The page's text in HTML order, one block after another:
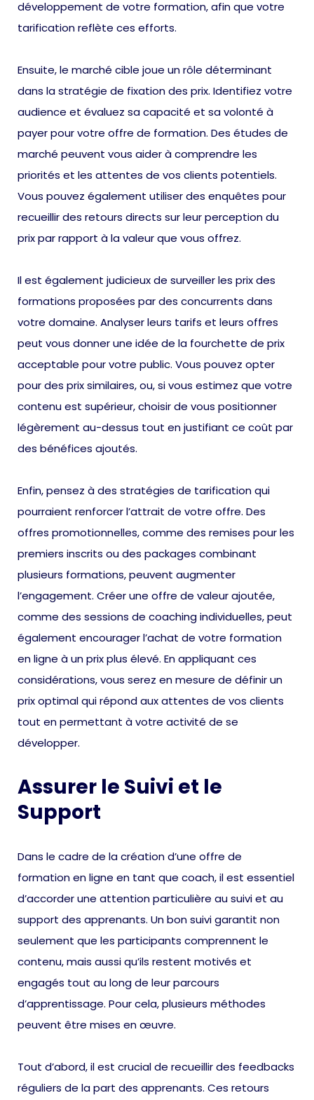
développement de votre formation, afin que votre
tarification reflète ces efforts.
Ensuite, le marché cible joue un rôle déterminant
dans la stratégie de fixation des prix. Identifiez votre
audience et évaluez sa capacité et sa volonté à
payer pour votre offre de formation. Des études de
marché peuvent vous aider à comprendre les
priorités et les attentes de vos clients potentiels.
Vous pouvez également utiliser des enquêtes pour
recueillir des retours directs sur leur perception du
prix par rapport à la valeur que vous offrez.
Il est également judicieux de surveiller les prix des
formations proposées par des concurrents dans
votre domaine. Analyser leurs tarifs et leurs offres
peut vous donner une idée de la fourchette de prix
acceptable pour votre public. Vous pouvez opter
pour des prix similaires, ou, si vous estimez que votre
contenu est supérieur, choisir de vous positionner
légèrement au-dessus tout en justifiant ce coût par
des bénéfices ajoutés.
Enfin, pensez à des stratégies de tarification qui
pourraient renforcer l’attrait de votre offre. Des
offres promotionnelles, comme des remises pour les
premiers inscrits ou des packages combinant
plusieurs formations, peuvent augmenter
l’engagement. Créer une offre de valeur ajoutée,
comme des sessions de coaching individuelles, peut
également encourager l’achat de votre formation
en ligne à un prix plus élevé. En appliquant ces
considérations, vous serez en mesure de définir un
prix optimal qui répond aux attentes de vos clients
tout en permettant à votre activité de se
développer.
Assurer le Suivi et le
Support
Dans le cadre de la création d’une offre de
formation en ligne en tant que coach, il est essentiel
d’accorder une attention particulière au suivi et au
support des apprenants. Un bon suivi garantit non
seulement que les participants comprennent le
contenu, mais aussi qu’ils restent motivés et
engagés tout au long de leur parcours
d’apprentissage. Pour cela, plusieurs méthodes
peuvent être mises en œuvre.
Tout d’abord, il est crucial de recueillir des feedbacks
réguliers de la part des apprenants. Ces retours